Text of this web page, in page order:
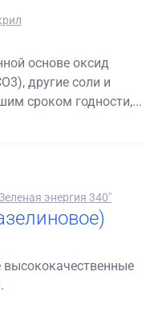
основе оксид
другие соли и
сроком годности,...
энергия 340"